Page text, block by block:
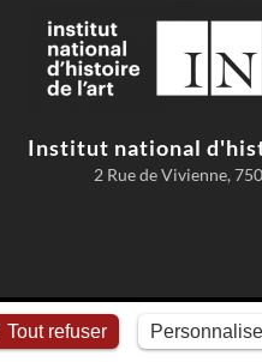
Institut national
2 Rue de Vivienne,
Conditions d'utilisation
Tout refuser